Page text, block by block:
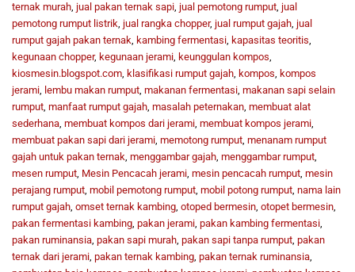
ternak murah, jual pakan ternak sapi, jual pemotong rumput, jual
pemotong rumput listrik, jual rangka chopper, jual rumput gajah, jual
rumput gajah pakan ternak, kambing fermentasi, kapasitas teoritis,
kegunaan chopper, kegunaan jerami, keunggulan kompos,
kiosmesin.blogspot.com, klasifikasi rumput gajah, kompos, kompos
jerami, lembu makan rumput, makanan fermentasi, makanan sapi selain
rumput, manfaat rumput gajah, masalah peternakan, membuat alat
sederhana, membuat kompos dari jerami, membuat kompos jerami,
membuat pakan sapi dari jerami, memotong rumput, menanam rumput
gajah untuk pakan ternak, menggambar gajah, menggambar rumput,
mesen rumput, Mesin Pencacah jerami, mesin pencacah rumput, mesin
perajang rumput, mobil pemotong rumput, mobil potong rumput, nama lain
rumput gajah, omset ternak kambing, otoped bermesin, otopet bermesin,
pakan fermentasi kambing, pakan jerami, pakan kambing fermentasi,
pakan ruminansia, pakan sapi murah, pakan sapi tanpa rumput, pakan
ternak dari jerami, pakan ternak kambing, pakan ternak ruminansia,